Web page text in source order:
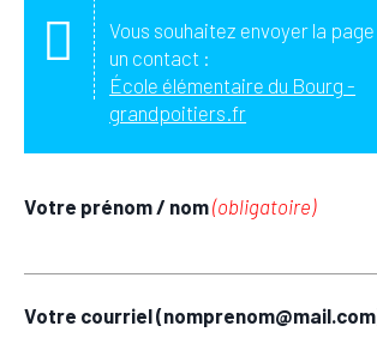
Vous souhaitez envoyer la
un contact :
École élémentaire du Bourg -
grandpoitiers.fr
Votre prénom / nom(obligatoire)
Votre courriel